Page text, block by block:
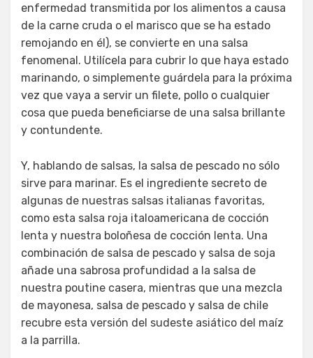
enfermedad transmitida por los alimentos a causa
de la carne cruda o el marisco que se ha estado
remojando en él), se convierte en una salsa
fenomenal. Utilícela para cubrir lo que haya estado
marinando, o simplemente guárdela para la próxima
vez que vaya a servir un filete, pollo o cualquier
cosa que pueda beneficiarse de una salsa brillante
y contundente.
Y, hablando de salsas, la salsa de pescado no sólo
sirve para marinar. Es el ingrediente secreto de
algunas de nuestras salsas italianas favoritas,
como esta salsa roja italoamericana de cocción
lenta y nuestra boloñesa de cocción lenta. Una
combinación de salsa de pescado y salsa de soja
añade una sabrosa profundidad a la salsa de
nuestra poutine casera, mientras que una mezcla
de mayonesa, salsa de pescado y salsa de chile
recubre esta versión del sudeste asiático del maíz
a la parrilla.